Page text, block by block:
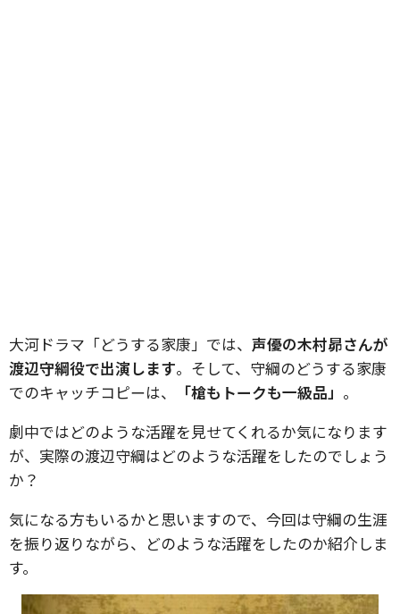
大河ドラマ「どうする家康」では、 声優の木村昴さんが
渡辺守綱役で出演します。そして、守綱のどうする家康
でのキャッチコピーは、
「槍もトークも一級品」 。
劇中ではどのような活躍を見せてくれるか気になります
が、実際の渡辺守綱はどのような活躍をしたのでしょう
か？
気になる方もいるかと思いますので、今回は守綱の生涯
を振り返りながら、どのような活躍をしたのか紹介しま
す。